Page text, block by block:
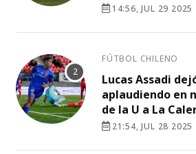
14:56, JUL 29 2025
FÚTBOL CHILENO
Lucas Assadi
aplaudiendo en
de la U a La
21:54, JUL 28 2025